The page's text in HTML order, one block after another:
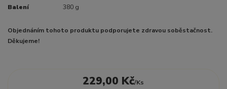
Balení 380 g
Objednáním tohoto produktu podporujete zdravou soběstačnost.
Děkujeme!
229,00 Kč/Ks